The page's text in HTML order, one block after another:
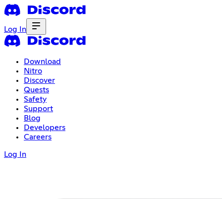
Log In
Download
Nitro
Discover
Quests
Safety
Support
Blog
Developers
Careers
Log In